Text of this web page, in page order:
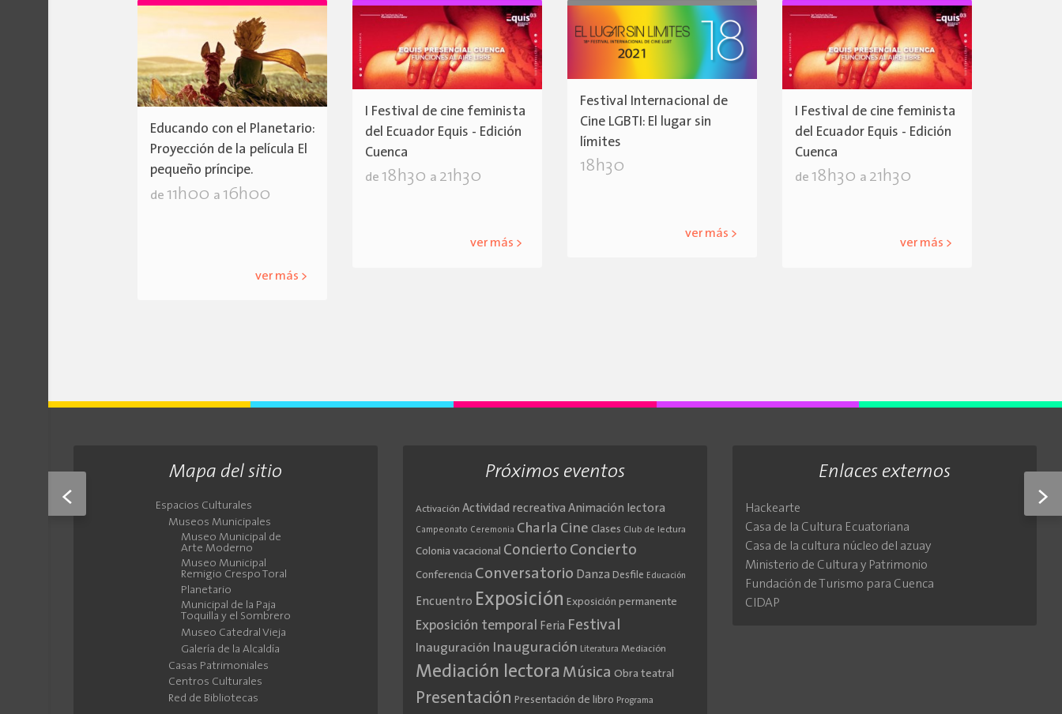
< >
Educando con el Planetario:
Proyección de la película El
pequeño príncipe.
de 11h00 a 16h00
ver más >
I Festival de cine feminista
del Ecuador Equis - Edición
Cuenca
de 18h30 a 21h30
ver más >
Festival Internacional de
Cine LGBTI: El lugar sin
límites
18h30
ver más >
I Festival de cine feminista
del Ecuador Equis - Edición
Cuenca
de 18h30 a 21h30
ver más >
Mapa del sitio
Espacios Culturales
Museos Municipales
Museo Municipal de
Arte Moderno
Museo Municipal
Remigio Crespo Toral
Planetario
Municipal de la Paja
Toquilla y el Sombrero
Museo Catedral Vieja
Galería de la Alcaldía
Casas Patrimoniales
Centros Culturales
Red de Bibliotecas
Próximos eventos
Activación Actividad recreativa Animación lectora
Campeonato Ceremonia Charla Cine Clases Club de lectura
Colonia vacacional Concierto Concierto
Conferencia Conversatorio Danza Desfile Educación
Encuentro Exposición Exposición permanente
Exposición temporal Feria Festival
Inauguración Inauguración Literatura Mediación
Mediación lectora Música Obra teatral
Presentación Presentación de libro Programa
Enlaces externos
Hackearte
Casa de la Cultura Ecuatoriana
Casa de la cultura núcleo del azuay
Ministerio de Cultura y Patrimonio
Fundación de Turismo para Cuenca
CIDAP